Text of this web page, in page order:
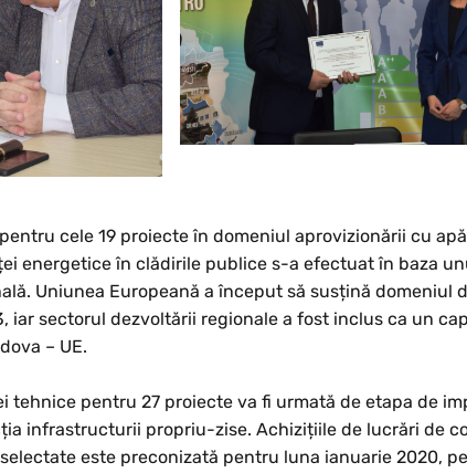
cele 19 proiecte în domeniul aprovizionării cu
energetice în clădirile publice s-a efectuat în baza
Uniunea Europeană a început să susțină domeniul
iar sectorul dezvoltării regionale a fost inclus ca un
– UE.
tehnice pentru 27 proiecte va fi urmată de etapa de
infrastructurii propriu-zise. Achizițiile de lucrări de
este preconizată pentru luna ianuarie 2020,